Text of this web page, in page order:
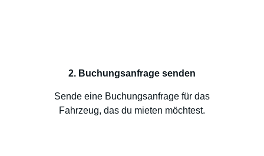
2. Buchungsanfrage senden
Sende eine Buchungsanfrage für das
Fahrzeug, das du mieten möchtest.